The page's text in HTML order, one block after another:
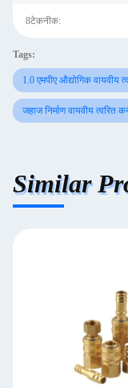
8टेकनीक:
Tags:
1.0 एमपीए औद्योगिक वायवीय
जहाज निर्माण वायवीय त्वरित
Similar